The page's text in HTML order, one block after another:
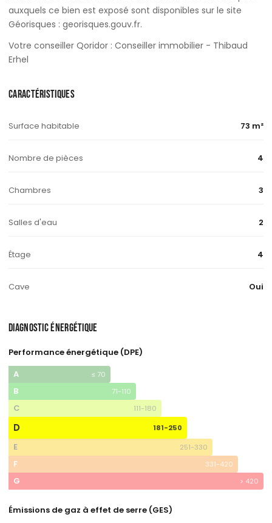
auxquels ce bien est exposé sont disponibles sur le site
Géorisques : georisques.gouv.fr.
Votre conseiller Qoridor : Conseiller immobilier - Thibaud
Erhel
CARACTÉRISTIQUES
Surface habitable 73 m²
Nombre de pièces 4
Chambres 3
Salles d'eau 2
Étage 4
Cave Oui
DIAGNOSTIC ÉNERGÉTIQUE
Performance énergétique (DPE)
A
≤ 70
B 71-110
C 111-180
D 181-250
E 251-330
F 331-420
G > 420
Émissions de gaz à effet de serre (GES)